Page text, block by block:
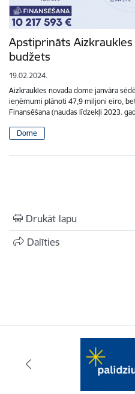
Apstiprināts Aizkraukles
budžets
19.02.2024.
Aizkraukles novada dome janvāra
ieņēmumi plānoti 47,9 miljoni eiro,
Finansēšana (naudas līdzekļi 2023.
Dome
Drukāt lapu
Dalīties